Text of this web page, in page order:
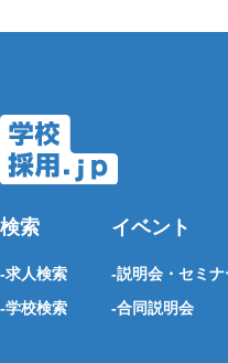
検索
求人検索
学校検索
イベント
説明会・セミナ
合同説明会